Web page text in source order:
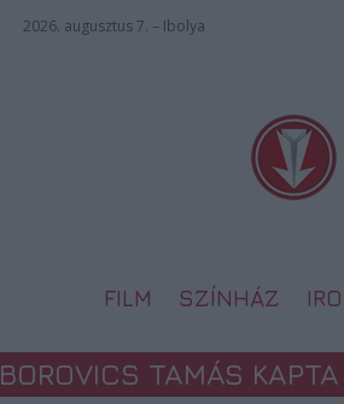
2026. augusztus 7. – Ibolya
FILM SZÍNHÁZ
BOROVICS TAMÁS